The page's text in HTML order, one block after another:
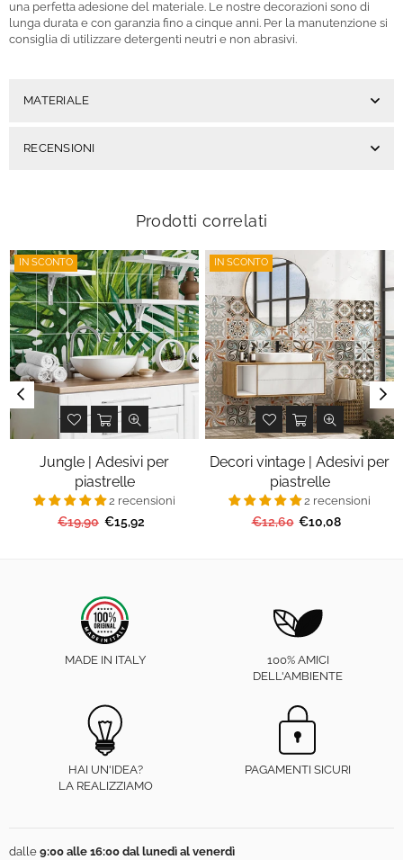
una perfetta adesione del materiale. Le nostre decorazioni sono di
lunga durata e con garanzia fino a cinque anni. Per la manutenzione si
consiglia di utilizzare detergenti neutri e non abrasivi.
MATERIALE
RECENSIONI
Prodotti correlati
IN SCONTO
Jungle | Adesivi per
piastrelle
2 recensioni
Prezzo
€19,90 €15,92
IN SCONTO
Decori vintage | Adesivi per
piastrelle
2 recensioni
Prezzo
€12,60 €10,08
MADE IN ITALY
100% AMICI
DELL'AMBIENTE
HAI UN'IDEA?
LA REALIZZIAMO
PAGAMENTI SICURI
dalle 9:00 alle 16:00 dal lunedì al venerdì